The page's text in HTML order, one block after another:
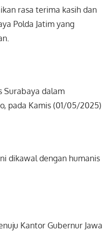
rasa terima kasih dan
Polda Jatim yang
Surabaya dalam
pada Kamis (01/05/2025)
dikawal dengan humanis
Kantor Gubernur Jawa